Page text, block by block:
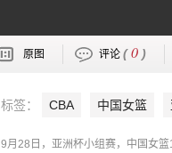
原图 评论 (0 )
标签： CBA 中国女篮
9月28日，亚洲杯小组赛，中国女